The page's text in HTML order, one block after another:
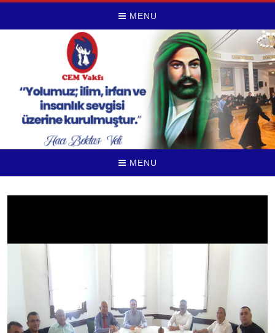
MENU
MENU